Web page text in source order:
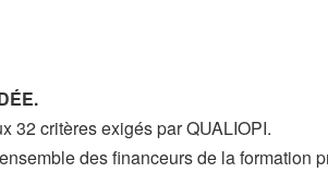
32 critères exigés par QUALIOPI.
des financeurs de la formation